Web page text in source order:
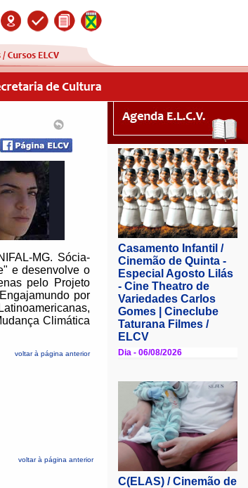
MG. Sócia-
e desenvolve o
pelo Projeto
por
Climática
voltar à página anterior
voltar à página anterior